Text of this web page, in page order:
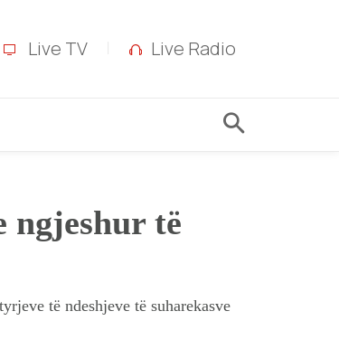
Live TV Live Radio
ngjeshur të
të ndeshjeve të suharekasve